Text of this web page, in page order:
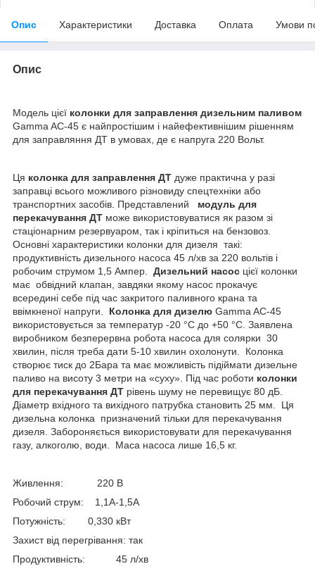
Опис Характеристики Доставка Оплата Умови
Опис
Модель цієї колонки для заправлення дизельним паливом
Gamma AC-45 є найпростішим і найефективнішим рішенням
для заправляння ДТ в умовах, де є напруга 220 Вольт.
Ця колонка для заправлення ДТ дуже практична у разі
заправці всього можливого різновиду спецтехніки або
транспортних засобів. Представлений модуль для
перекачування ДТ може використовуватися як разом зі
стаціонарним резервуаром, так і кріпиться на бензовоз.
Основні характеристики колонки для дизеля такі:
продуктивність дизельного насоса 45 л/хв за 220 вольтів і
робочим струмом 1,5 Ампер. Дизельний насос цієї колонки
має обвідний клапан, завдяки якому насос прокачує
всередині себе під час закритого паливного крана та
ввімкненої напруги. Колонка для дизелю Gamma AC-45
використовується за температур -20 °C до +50 °C. Заявлена
виробником безперервна робота насоса для солярки 30
хвилин, після треба дати 5-10 хвилин охолонути. Колонка
створює тиск до 2Бара та має можливість підіймати дизельне
паливо на висоту 3 метри на «суху». Під час роботи колонки
для перекачування ДТ рівень шуму не перевищує 80 дБ.
Діаметр вхідного та вихідного патрубка становить 25 мм. Ця
дизельна колонка призначений тільки для перекачування
дизеля. Забороняється використовувати для перекачування
газу, алкоголю, води. Маса насоса лише 16,5 кг.
Живлення: 220 В
Робочий струм: 1,1А-1,5А
Потужність: 0,330 кВт
Захист від перегрівання: так
Продуктивність: 45 л/хв